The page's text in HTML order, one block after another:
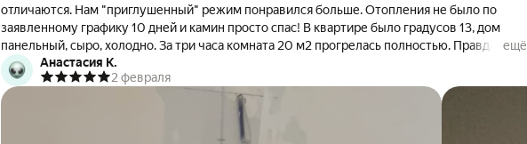
отличаются. Нам "приглушенный" режим понравился больше. Отопления не было по
заявленному графику 10 дней и камин просто спас! В квартире было градусов 13, дом
панельный, сыро, холодно. За три часа комната 20 м2 прогрелась полностью. Правда, всю
квартиру конечно дольше греть надо. Сейчас в декоративном режиме радует))
Переживали за доставку - вдруг что-то разобьется - нет, все в порядке, спасибо!
Недостатки:
Не было батарейки для пульта, хотя написано, что входит в комплект. Но не
ещё
Анастасия К.
2 февраля